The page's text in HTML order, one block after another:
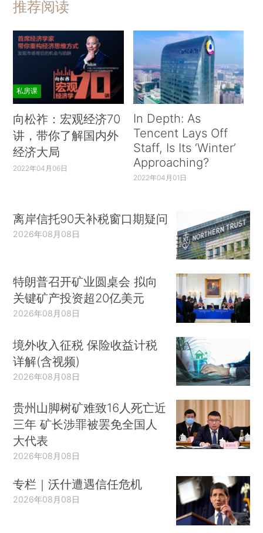
推荐阅读
私房课
向松祚：宏观经济70
讲，带你了解国内外
经济大局
2022年04月06日
In Depth: As
Tencent Lays Off
Staff, Is Its ‘Winter’
Approaching?
2022年04月01日
离岸信托90天补税窗口期疑问
2026年08月08日
特朗普召开矿业圆桌会 拟向
关键矿产投资超20亿美元
2026年08月08日
境外收入征税 保险收益计税
详解(含视频)
2026年08月08日
贵州山脚树矿难致16人死亡近
三年 矿长涉罪被罢免全国人
大代表
2026年08月08日
专栏｜沃什遭遇信任危机
2026年08月08日